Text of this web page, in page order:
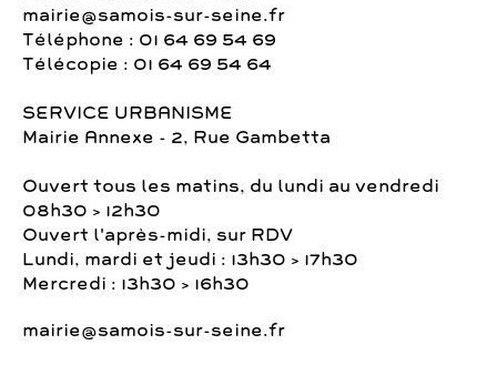
mairie@samois-sur-seine.fr
Téléphone : 01 64 69 54 69
Télécopie : 01 64 69 54 64
SERVICE URBANISME
Mairie Annexe - 2, Rue Gambetta
Ouvert tous les matins, du lundi au vendredi
08h30 > 12h30
Ouvert l'après-midi, sur RDV
Lundi, mardi et jeudi : 13h30 > 17h30
Mercredi : 13h30 > 16h30
mairie@samois-sur-seine.fr